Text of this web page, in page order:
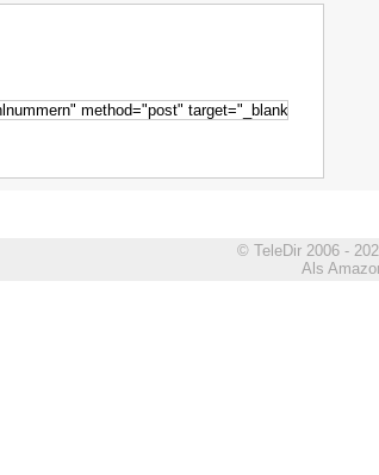
© TeleDir 2006 -
Als